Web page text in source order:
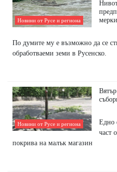
Новини от Русе и региона
мерки
По думите му е възможно да се
обработваеми земи в Русенско.
Новини от Русе и региона
Едно
част
покрива на малък магазин